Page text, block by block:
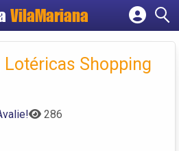
VilaMariana
Cadastrar empresa
Criar conta
Shopping
286